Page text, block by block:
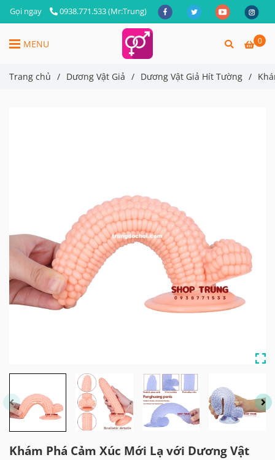
Gọi ngay 0938.771.533 (Mr:Trung)
0
MENU
Trang chủ / Dương Vật Giả / Dương Vật Giả Hít Tường /
Khám Phá Cảm Xúc Mới Lạ với Dương Vật